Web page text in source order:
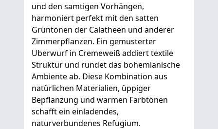
und den samtigen Vorhängen,
harmoniert perfekt mit den satten
Grüntönen der Calatheen und anderer
Zimmerpflanzen. Ein gemusterter
Überwurf in Cremeweiß addiert textile
Struktur und rundet das bohemianische
Ambiente ab. Diese Kombination aus
natürlichen Materialien, üppiger
Bepflanzung und warmen Farbtönen
schafft ein einladendes,
naturverbundenes Refugium.